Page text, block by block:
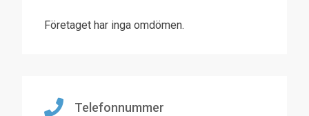
Företaget har inga omdömen.
Telefonnummer